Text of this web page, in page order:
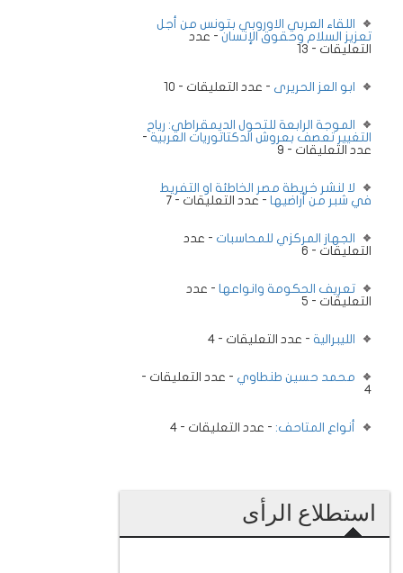
اللقاء العربي الاوروبي بتونس من أجل
تعزيز السلام وحقوق الإنسان - عدد
التعليقات - 13
ابو العز الحريرى - عدد التعليقات - 10
الموجة الرابعة للتحول الديمقراطي: رياح
التغيير تعصف بعروش الدكتاتوريات العربية -
عدد التعليقات - 9
لا لنشر خريطة مصر الخاطئة او التفريط
في شبر من أراضيها - عدد التعليقات - 7
الجهاز المركزي للمحاسبات - عدد
التعليقات - 6
تعريف الحكومة وانواعها - عدد
التعليقات - 5
الليبرالية - عدد التعليقات - 4
محمد حسين طنطاوي - عدد التعليقات -
4
أنواع المتاحف: - عدد التعليقات - 4
استطلاع الرأى